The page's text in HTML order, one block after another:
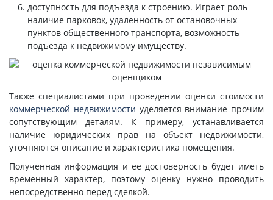
доступность для подъезда к строению. Играет роль
наличие парковок, удаленность от остановочных
пунктов общественного транспорта, возможность
подъезда к недвижимому имуществу.
Также специалистами при проведении оценки стоимости
коммерческой недвижимости уделяется внимание прочим
сопутствующим деталям. К примеру, устанавливается
наличие юридических прав на объект недвижимости,
уточняются описание и характеристика помещения.
Полученная информация и ее достоверность будет иметь
временный характер, поэтому оценку нужно проводить
непосредственно перед сделкой.